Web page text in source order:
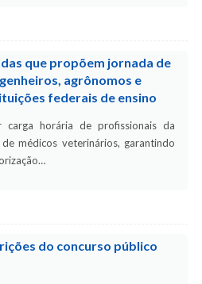
que propõem jornada de
agrônomos e
federais de ensino
carga horária de profissionais da
médicos veterinários, garantindo
do concurso público